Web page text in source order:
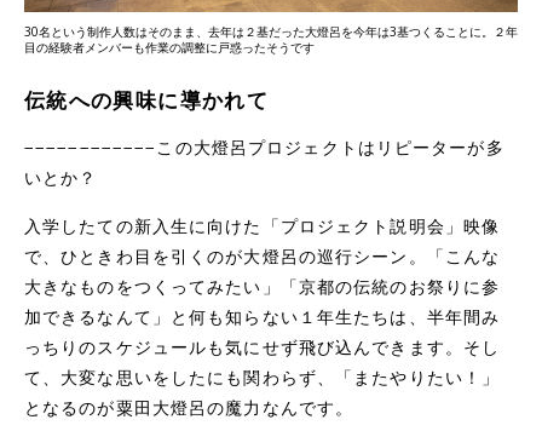
30名という制作人数はそのまま、去年は２基だった大燈呂を今年は3基つくることに。２年
目の経験者メンバーも作業の調整に戸惑ったそうです
伝統への興味に導かれて
−−−−−−−−−−−−この大燈呂プロジェクトはリピーターが多
いとか？
入学したての新入生に向けた「プロジェクト説明会」映像
で、ひときわ目を引くのが大燈呂の巡行シーン。「こんな
大きなものをつくってみたい」「京都の伝統のお祭りに参
加できるなんて」と何も知らない１年生たちは、半年間み
っちりのスケジュールも気にせず飛び込んできます。そし
て、大変な思いをしたにも関わらず、「またやりたい！」
となるのが粟田大燈呂の魔力なんです。